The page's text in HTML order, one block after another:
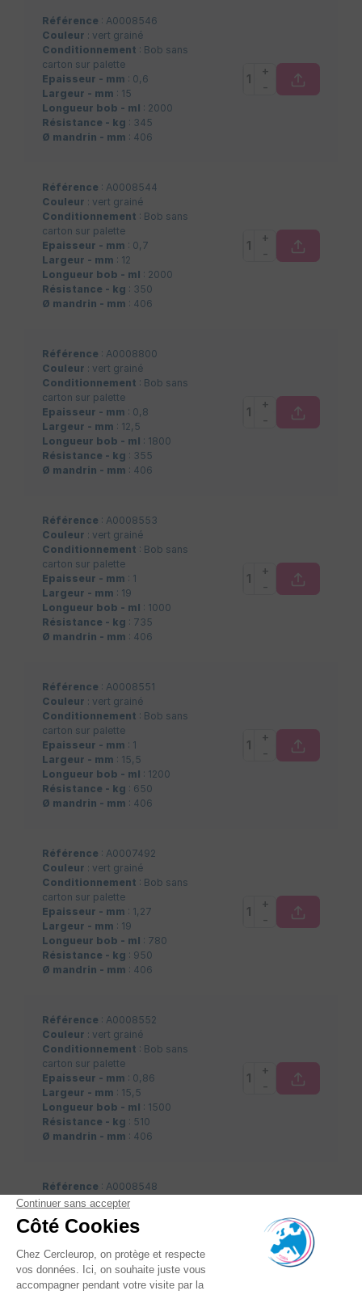
Référence : A0008546
Couleur : vert grainé
Conditionnement : Bob sans
carton sur palette
Epaisseur - mm : 0,6
Largeur - mm : 15
Longueur bob - ml : 2000
Résistance - kg : 345
Ø mandrin - mm : 406
+
-
Référence : A0008544
Couleur : vert grainé
Conditionnement : Bob sans
carton sur palette
Epaisseur - mm : 0,7
Largeur - mm : 12
Longueur bob - ml : 2000
Résistance - kg : 350
Ø mandrin - mm : 406
+
-
Référence : A0008800
Couleur : vert grainé
Conditionnement : Bob sans
carton sur palette
Epaisseur - mm : 0,8
Largeur - mm : 12,5
Longueur bob - ml : 1800
Résistance - kg : 355
Ø mandrin - mm : 406
+
-
Référence : A0008553
Couleur : vert grainé
Conditionnement : Bob sans
carton sur palette
Epaisseur - mm : 1
Largeur - mm : 19
Longueur bob - ml : 1000
Résistance - kg : 735
Ø mandrin - mm : 406
+
-
Référence : A0008551
Couleur : vert grainé
Conditionnement : Bob sans
carton sur palette
Epaisseur - mm : 1
Largeur - mm : 15,5
Longueur bob - ml : 1200
Résistance - kg : 650
Ø mandrin - mm : 406
+
-
Référence : A0007492
Couleur : vert grainé
Conditionnement : Bob sans
carton sur palette
Epaisseur - mm : 1,27
Largeur - mm : 19
Longueur bob - ml : 780
Résistance - kg : 950
Ø mandrin - mm : 406
+
-
Référence : A0008552
Couleur : vert grainé
Conditionnement : Bob sans
carton sur palette
Epaisseur - mm : 0,86
Largeur - mm : 15,5
Longueur bob - ml : 1500
Résistance - kg : 510
Ø mandrin - mm : 406
+
-
Référence : A0008548
Couleur: vert grainé
carton sur palette
Largeur - mm : 15,3
Longueur bob - ml: 1750
Résistance - kg: 440
+